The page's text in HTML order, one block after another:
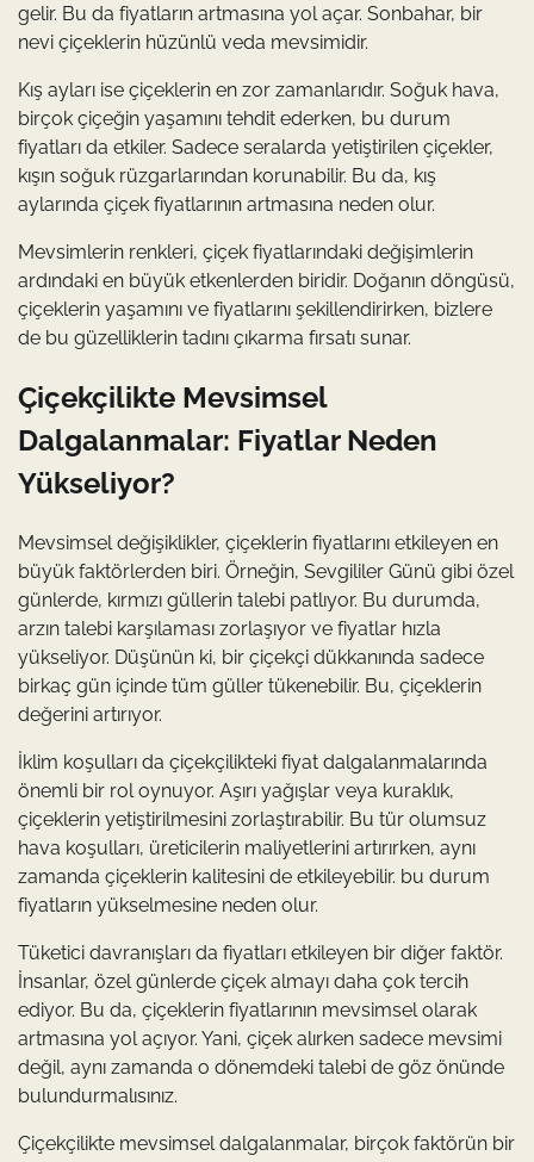
gelir. Bu da fiyatların artmasına yol açar. Sonbahar, bir
nevi çiçeklerin hüzünlü veda mevsimidir.
Kış ayları ise çiçeklerin en zor zamanlarıdır. Soğuk hava,
birçok çiçeğin yaşamını tehdit ederken, bu durum
fiyatları da etkiler. Sadece seralarda yetiştirilen çiçekler,
kışın soğuk rüzgarlarından korunabilir. Bu da, kış
aylarında çiçek fiyatlarının artmasına neden olur.
Mevsimlerin renkleri, çiçek fiyatlarındaki değişimlerin
ardındaki en büyük etkenlerden biridir. Doğanın döngüsü,
çiçeklerin yaşamını ve fiyatlarını şekillendirirken, bizlere
de bu güzelliklerin tadını çıkarma fırsatı sunar.
Çiçekçilikte Mevsimsel
Dalgalanmalar: Fiyatlar Neden
Yükseliyor?
Mevsimsel değişiklikler, çiçeklerin fiyatlarını etkileyen en
büyük faktörlerden biri. Örneğin, Sevgililer Günü gibi özel
günlerde, kırmızı güllerin talebi patlıyor. Bu durumda,
arzın talebi karşılaması zorlaşıyor ve fiyatlar hızla
yükseliyor. Düşünün ki, bir çiçekçi dükkanında sadece
birkaç gün içinde tüm güller tükenebilir. Bu, çiçeklerin
değerini artırıyor.
İklim koşulları da çiçekçilikteki fiyat dalgalanmalarında
önemli bir rol oynuyor. Aşırı yağışlar veya kuraklık,
çiçeklerin yetiştirilmesini zorlaştırabilir. Bu tür olumsuz
hava koşulları, üreticilerin maliyetlerini artırırken, aynı
zamanda çiçeklerin kalitesini de etkileyebilir. bu durum
fiyatların yükselmesine neden olur.
Tüketici davranışları da fiyatları etkileyen bir diğer faktör.
İnsanlar, özel günlerde çiçek almayı daha çok tercih
ediyor. Bu da, çiçeklerin fiyatlarının mevsimsel olarak
artmasına yol açıyor. Yani, çiçek alırken sadece mevsimi
değil, aynı zamanda o dönemdeki talebi de göz önünde
bulundurmalısınız.
Çiçekçilikte mevsimsel dalgalanmalar, birçok faktörün bir